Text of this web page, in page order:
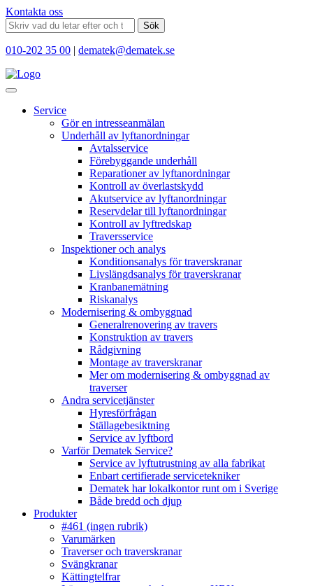
Kontakta oss
Sök
010-202 35 00 | dematek@dematek.se
Service
Gör en intresseanmälan
Underhåll av lyftanordningar
Avtalsservice
Förebyggande underhåll
Reparationer av lyftanordningar
Kontroll av överlastskydd
Akutservice av lyftanordningar
Reservdelar till lyftanordningar
Kontroll av lyftredskap
Traversservice
Inspektioner och analys
Konditionsanalys för traverskranar
Livslängdsanalys för traverskranar
Kranbanemätning
Riskanalys
Modernisering & ombyggnad
Generalrenovering av travers
Konstruktion av travers
Rådgivning
Montage av traverskranar
Mer om modernisering & ombyggnad av
traverser
Andra servicetjänster
Hyresförfrågan
Ställagebesiktning
Service av lyftbord
Varför Dematek Service?
Service av lyftutrustning av alla fabrikat
Enbart certifierade servicetekniker
Dematek har lokalkontor runt om i Sverige
Både bredd och djup
Produkter
#461 (ingen rubrik)
Varumärken
Traverser och traverskranar
Svängkranar
Kättingtelfrar